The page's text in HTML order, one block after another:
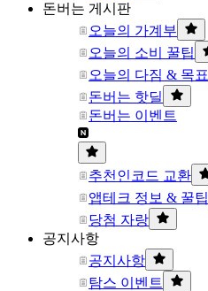
돈버는 게시판
오늘의 가계부
오늘의 소비 꿀팁
오늘의 다짐 & 목표
돈버는 핫딜
돈버는 이벤트
추천인코드 교환
앱테크 정보 & 꿀팁
당첨 자랑
공지사항
공지사항
탐스 이벤트